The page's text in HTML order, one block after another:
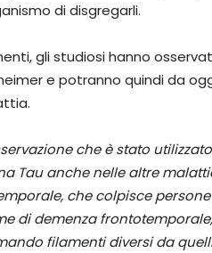
di disgregarli.
gli studiosi hanno
e potranno quindi da
che è stato
Tau anche nelle altre
, che colpisce
di demenza
filamenti diversi da